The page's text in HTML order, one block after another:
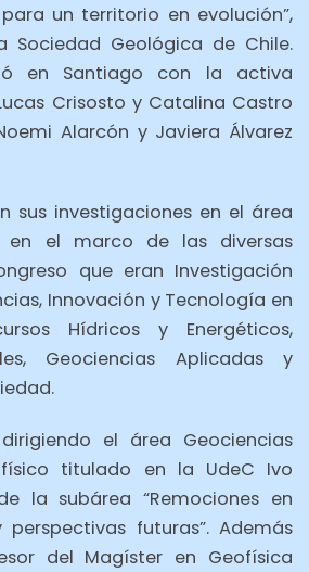
un territorio en evolución”,
Sociedad Geológica de Chile.
en Santiago con la activa
Crisosto y Catalina Castro
Alarcón y Javiera Álvarez
sus investigaciones en el área
en el marco de las diversas
que eran Investigación
Innovación y Tecnología en
Hídricos y Energéticos,
Geociencias Aplicadas y
el área Geociencias
titulado en la UdeC Ivo
la subárea “Remociones en
futuras”. Además
del Magíster en Geofísica